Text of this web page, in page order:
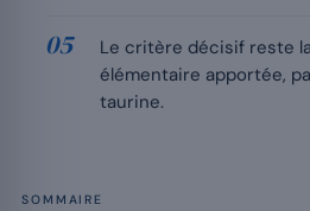
Le critère décisif reste
élémentaire apportée,
taurine.
SOMMAIRE